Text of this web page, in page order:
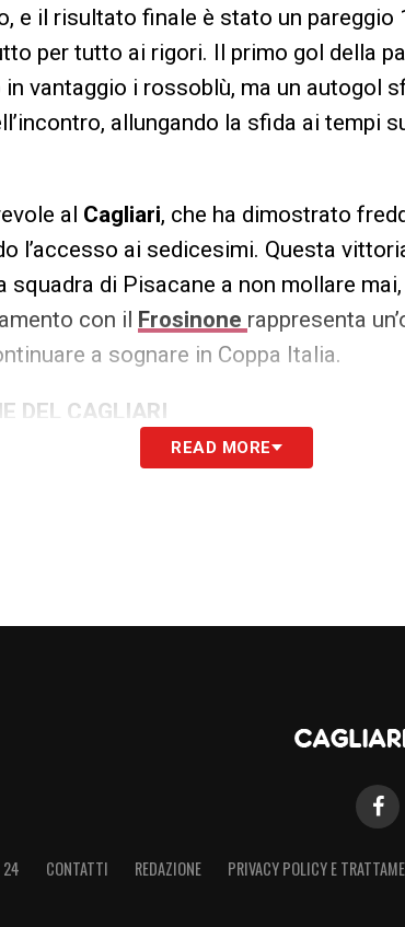
e il risultato finale è stato un pareggio
per tutto ai rigori. Il primo gol della
in vantaggio i rossoblù, ma un autogol
allungando la sfida ai tempi
al Cagliari, che ha dimostrato
l’accesso ai sedicesimi. Questa
squadra di Pisacane a non mollare
con il Frosinone rappresenta
a sognare in Coppa Italia.
DEL CAGLIARI
READ MORE
24 CONTATTI REDAZIONE PRIVACY POLICY E